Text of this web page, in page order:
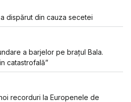
dispărut din cauza secetei
a barjelor pe brațul Bala.
catastrofală”
recorduri la Europenele de